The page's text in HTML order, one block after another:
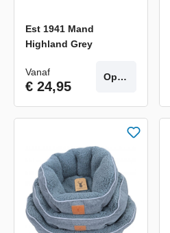
Est 1941 Mand
Highland Grey
Vanaf
€ 24,95
Opties